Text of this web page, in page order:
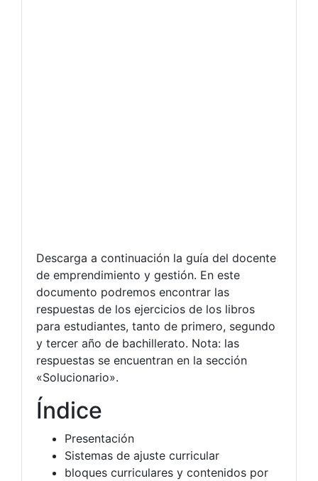
Descarga a continuación la guía del docente
de emprendimiento y gestión. En este
documento podremos encontrar las
respuestas de los ejercicios de los libros
para estudiantes, tanto de primero, segundo
y tercer año de bachillerato. Nota: las
respuestas se encuentran en la sección
«Solucionario».
Índice
Presentación
Sistemas de ajuste curricular
bloques curriculares y contenidos por